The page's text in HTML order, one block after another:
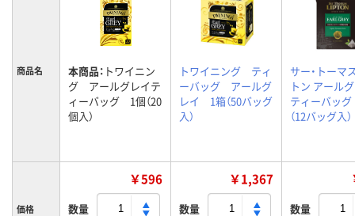
商品名 本商品： トワイニン
グ アールグレイテ
ィーバッグ 1個（20
個入）
トワイニング ティ
ーバッグ アールグ
レイ 1箱（50バッグ
入）
サー・トーマ
トン アール
ティーバッグ
（12バッグ入）
価格
￥596
数量
￥1,367
数量 数量